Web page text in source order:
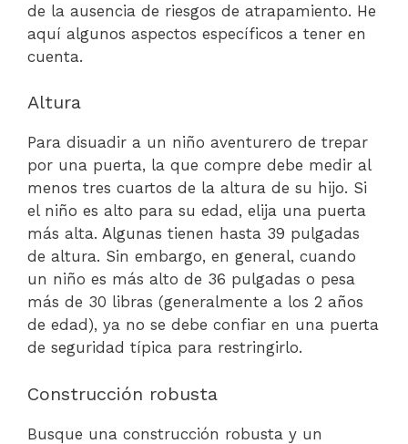
de la ausencia de riesgos de atrapamiento. He
aquí algunos aspectos específicos a tener en
cuenta.
Altura
Para disuadir a un niño aventurero de trepar
por una puerta, la que compre debe medir al
menos tres cuartos de la altura de su hijo. Si
el niño es alto para su edad, elija una puerta
más alta. Algunas tienen hasta 39 pulgadas
de altura. Sin embargo, en general, cuando
un niño es más alto de 36 pulgadas o pesa
más de 30 libras (generalmente a los 2 años
de edad), ya no se debe confiar en una puerta
de seguridad típica para restringirlo.
Construcción robusta
Busque una construcción robusta y un